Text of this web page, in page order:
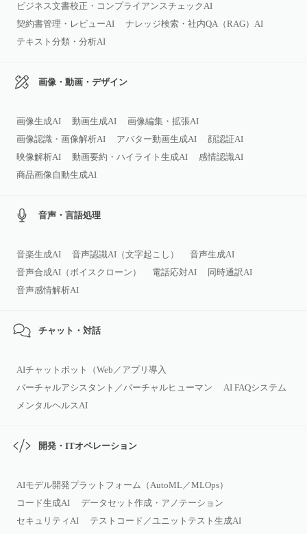
ビジネス文書校正・コンプライアンスチェックAI
契約書管理・レビューAI
ナレッジ検索・社内QA（RAG）AI
テキスト分類・分析AI
画像・動画・デザイン
画像生成AI 動画生成AI
画像編集・拡張AI
画像認識・画像解析AI
アバター動画生成AI
顔認証AI
映像解析AI
動画要約・ハイライト生成AI
感情認識AI
商品画像自動生成AI
音声・言語処理
音楽生成AI 音声認識AI（文字起こし）
音声生成AI
音声合成AI（ボイスクローン）
電話応対AI
同時通訳AI
音声感情解析AI
チャット・対話
AIチャットボット（Web／アプリ導入
バーチャルアシスタント／バーチャルヒューマン
AI FAQシステム
メンタルヘルスAI
開発・ITオペレーション
AIモデル開発プラットフォーム（AutoML／MLOps）
コード生成AI
データセット作成・アノテーション
セキュリティAI
テストコード／ユニットテスト生成AI